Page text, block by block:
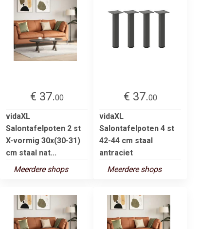
€ 37.00
vidaXL
Salontafelpoten 2 st
X-vormig 30x(30-31)
cm staal nat...
Meerdere shops
€ 37.00
vidaXL
Salontafelpoten 4 st
42-44 cm staal
antraciet
Meerdere shops